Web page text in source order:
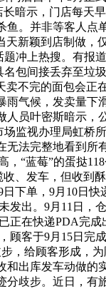
暗示，门店每天
。并非等客人点
新颖到店制做
冲上热搜。有报
包间接丢弃至垃
不完的面包会正
气候，发卖量
员叶密斯暗示，
监视办理局虹桥
法完整地看到所
“蓝莓”的蛋挞
、发车，但收到
下单，9月10日
出。9月11日，
正在快递PDA完
顾客于9月15日完
，给顾客形成，
出库发车动做的
歧步。近日，有